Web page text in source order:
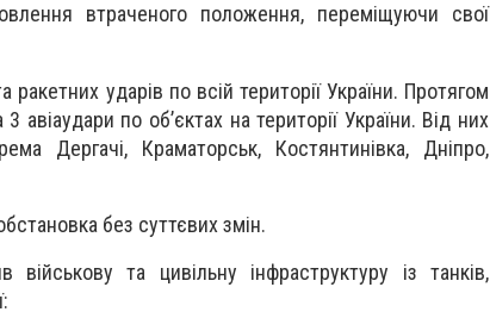
втраченого положення, переміщуючи свої
ракетних ударів по всій території України. Протягом
по об’єктах на території України. Від них
Дергачі, Краматорськ, Костянтинівка, Дніпро,
без суттєвих змін.
та цивільну інфраструктуру із танків,